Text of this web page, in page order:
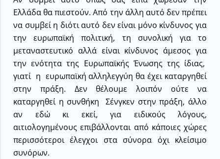
Ελλάδα θα πιεστούν. Από την άλλη αυτό δεν πρέπει
να συμβεί η διότι αυτό δεν είναι μόνο κίνδυνος για
την ευρωπαϊκή πολιτική, τη συνολική για το
μεταναστευτικό αλλά είναι κίνδυνος άμεσος για
την ενότητα της Ευρωπαϊκής Ένωσης της ίδιας,
γιατί η ευρωπαϊκή αλληλεγγύη θα έχει καταργηθεί
στην πράξη. Δεν θέλουμε λοιπόν ούτε να
καταργηθεί η συνθήκη Σένγκεν στην πράξη, άλλο
αν εδώ κι εκεί, για ειδικούς λόγους,
αιτιολογημένους επιβάλλονται από κάποιες χώρες
περισσότεροι έλεγχοι στα σύνορα όχι κλείσιμο
συνόρων.